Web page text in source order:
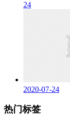
24
2020-07-24
热门标签